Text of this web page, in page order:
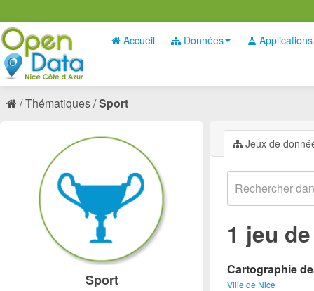
Accueil Données Applications
Thématiques Sport
Jeux de
1 jeu
Cartographie
Ville de Nice
Sport